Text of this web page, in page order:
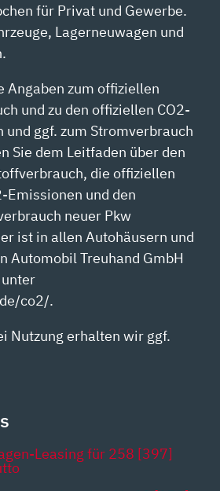
für Privat und Gewerbe.
Lagerneuwagen und
Angaben zum offiziellen
und zu den offiziellen CO2-
ggf. zum Stromverbrauch
Sie dem Leitfaden über den
die offiziellen
Emissionen und den
neuer Pkw
ist in allen Autohäusern und
Automobil Treuhand GmbH
co2/.
Nutzung erhalten wir ggf.
Leasing für 258 [397]